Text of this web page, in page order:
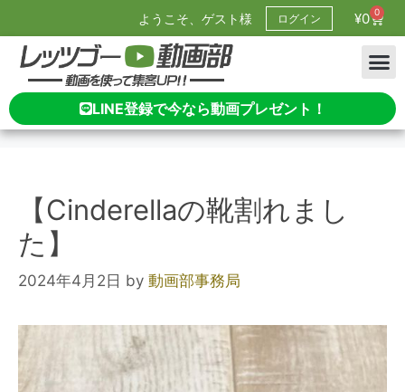
ようこそ、ゲスト様 ログイン ¥0 0
LINE登録で今なら動画プレゼント！
【Cinderellaの靴割れまし
た】
2024年4月2日 by 動画部事務局